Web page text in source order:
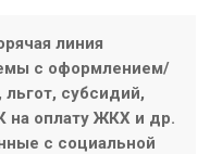
линия
с оформлением/
субсидий,
на оплату ЖКХ и др.
с социальной